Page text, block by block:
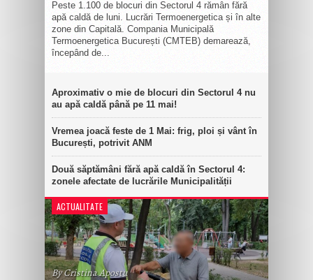
Peste 1.100 de blocuri din Sectorul 4 rămân fără
apă caldă de luni. Lucrări Termoenergetica și în alte
zone din Capitală. Compania Municipală
Termoenergetica București (CMTEB) demarează,
începând de...
Aproximativ o mie de blocuri din Sectorul 4 nu
au apă caldă până pe 11 mai!
Vremea joacă feste de 1 Mai: frig, ploi și vânt în
București, potrivit ANM
Două săptămâni fără apă caldă în Sectorul 4:
zonele afectate de lucrările Municipalității
ACTUALITATE
By Cristina Apostu